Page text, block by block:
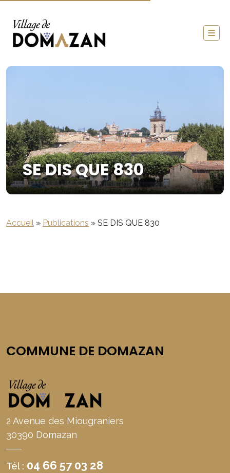
SE DIS QUE 830
Accueil » Publications » SE DIS QUE 830
COMMUNE DE DOMAZAN
2 Avenue des Miougraniers
30390 Domazan
Tél : 04 66 57 03 28